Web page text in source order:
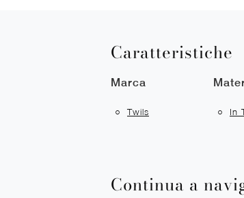
Caratteristiche
Marca
Twils In
Continua a